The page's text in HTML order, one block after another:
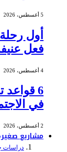
5 أغسطس، 2026
فعل
4 أغسطس، 2026
6 قواعد
في
2 أغسطس، 2026
مشاريع
دراسات